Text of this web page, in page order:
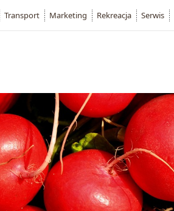
Transport Marketing Rekreacja Serwis